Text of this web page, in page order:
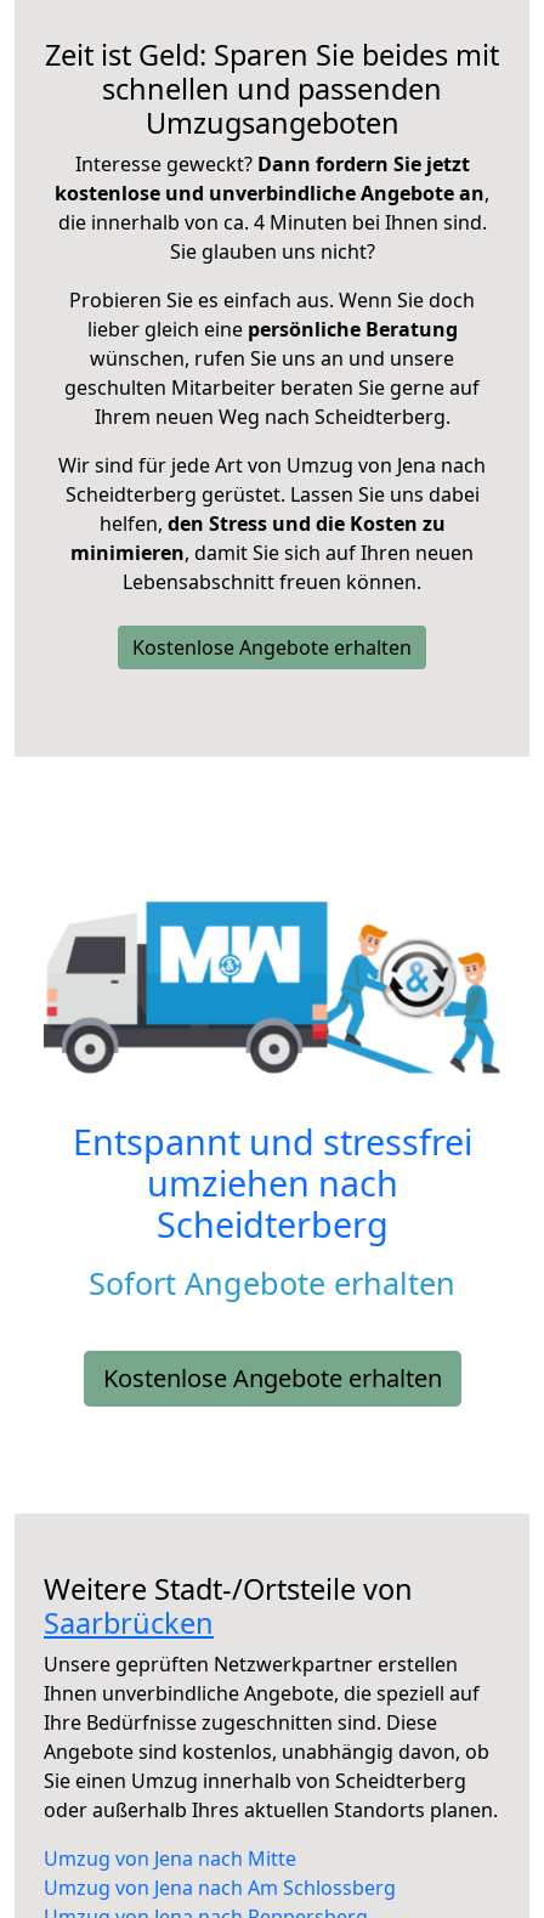
Zeit ist Geld: Sparen Sie beides mit
schnellen und passenden
Umzugsangeboten
Interesse geweckt? Dann fordern Sie jetzt
kostenlose und unverbindliche Angebote an,
die innerhalb von ca. 4 Minuten bei Ihnen sind.
Sie glauben uns nicht?
Probieren Sie es einfach aus. Wenn Sie doch
lieber gleich eine persönliche Beratung
wünschen, rufen Sie uns an und unsere
geschulten Mitarbeiter beraten Sie gerne auf
Ihrem neuen Weg nach Scheidterberg.
Wir sind für jede Art von Umzug von Jena nach
Scheidterberg gerüstet. Lassen Sie uns dabei
helfen, den Stress und die Kosten zu
minimieren, damit Sie sich auf Ihren neuen
Lebensabschnitt freuen können.
Kostenlose Angebote erhalten
Entspannt und stressfrei
umziehen nach
Scheidterberg
Sofort Angebote erhalten
Kostenlose Angebote erhalten
Weitere Stadt-/Ortsteile von
Saarbrücken
Unsere geprüften Netzwerkpartner erstellen
Ihnen unverbindliche Angebote, die speziell auf
Ihre Bedürfnisse zugeschnitten sind. Diese
Angebote sind kostenlos, unabhängig davon, ob
Sie einen Umzug innerhalb von Scheidterberg
oder außerhalb Ihres aktuellen Standorts planen.
Umzug von Jena nach Mitte
Umzug von Jena nach Am Schlossberg